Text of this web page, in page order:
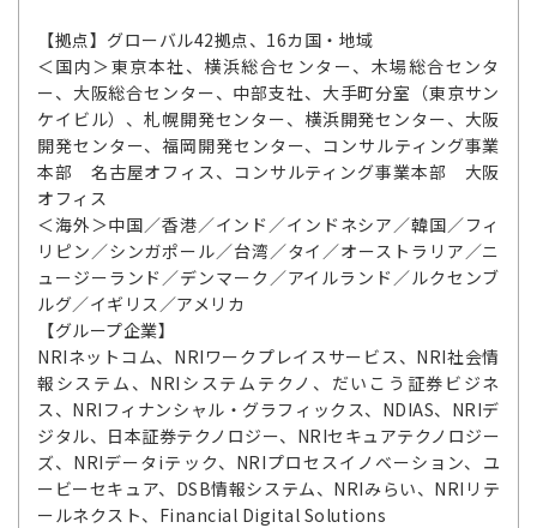
【拠点】グローバル42拠点、16カ国・地域
＜国内＞東京本社、横浜総合センター、木場総合センタ
ー、大阪総合センター、中部支社、大手町分室（東京サン
ケイビル）、札幌開発センター、横浜開発センター、大阪
開発センター、福岡開発センター、コンサルティング事業
本部 名古屋オフィス、コンサルティング事業本部 大阪
オフィス
＜海外＞中国／香港／インド／インドネシア／韓国／フィ
リピン／シンガポール／台湾／タイ／オーストラリア／ニ
ュージーランド／デンマーク／アイルランド／ルクセンブ
ルグ／イギリス／アメリカ
【グループ企業】
NRIネットコム、NRIワークプレイスサービス、NRI社会情
報システム、NRIシステムテクノ、だいこう証券ビジネ
ス、NRIフィナンシャル・グラフィックス、NDIAS、NRIデ
ジタル、日本証券テクノロジー、NRIセキュアテクノロジー
ズ、NRIデータiテック、NRIプロセスイノベーション、ユ
ービーセキュア、DSB情報システム、NRIみらい、NRIリテ
ールネクスト、Financial Digital Solutions